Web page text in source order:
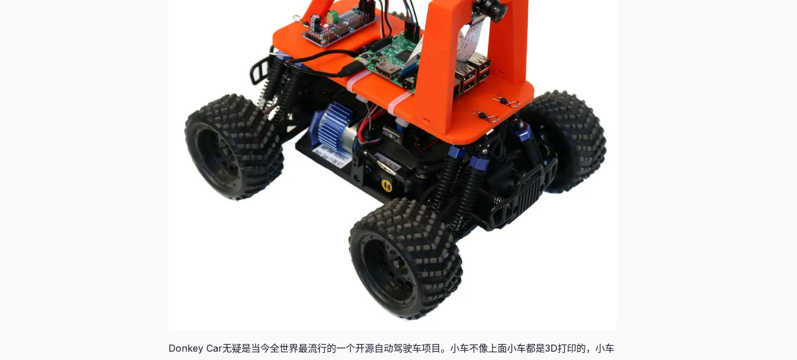
Donkey Car无疑是当今全世界最流行的一个开源自动驾驶车项目。小车不像上面小车都是3D打印的，小车